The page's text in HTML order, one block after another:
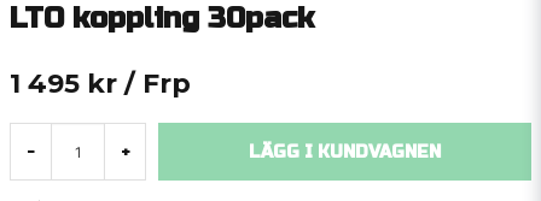
LTO koppling 30pack
1 495 kr / Frp
- + LÄGG I KUNDVAGNEN